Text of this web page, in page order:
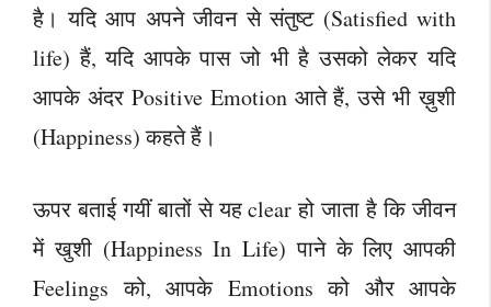
है। यदि आप अपने जीवन से संतुष्ट (Satisfied with
life) हैं, यदि आपके पास जो भी है उसको लेकर यदि
आपके अंदर Positive Emotion आते हैं, उसे भी ख़ुशी
(Happiness) कहते हैं।
ऊपर बताई गयीं बातों से यह clear हो जाता है कि जीवन
में खुशी (Happiness In Life) पाने के लिए आपकी
Feelings को, आपके Emotions को और आपके